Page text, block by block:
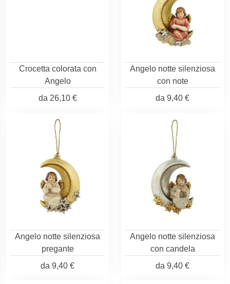
Crocetta colorata con
Angelo
da 26,10 €
Angelo notte silenziosa
con note
da 9,40 €
Angelo notte silenziosa
pregante
da 9,40 €
Angelo notte silenziosa
con candela
da 9,40 €